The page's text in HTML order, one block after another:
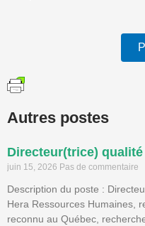
Autres postes
Directeur(trice)
juin 15, 2026 Pas de commentaire
Description du poste :
Hera Ressources Humaines,
reconnu au Québec,